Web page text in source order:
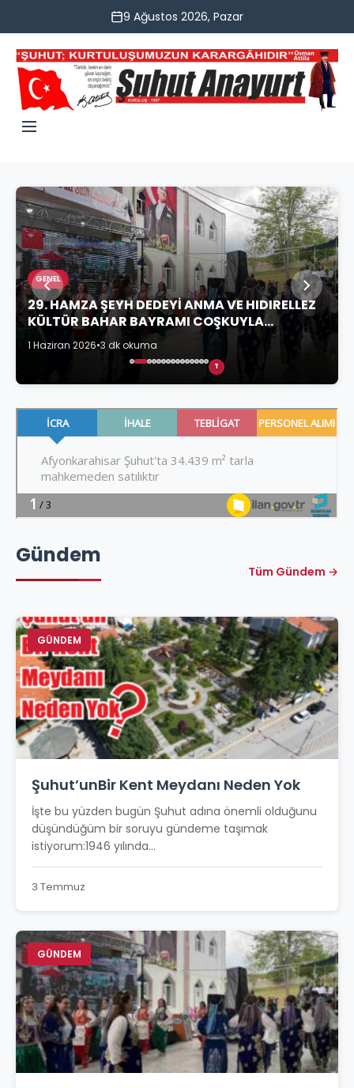
9 Ağustos 2026, Pazar
GENEL
29. HAMZA ŞEYH DEDEYİ ANMA VE HIDIRELLEZ
KÜLTÜR BAHAR BAYRAMI COŞKUYLA
KUTLANDI
1 Haziran 2026•3 dk okuma
T
Gündem
Tüm Gündem →
GÜNDEM
Şuhut’unBir Kent Meydanı Neden Yok
İşte bu yüzden bugün Şuhut adına önemli olduğunu
düşündüğüm bir soruyu gündeme taşımak
istiyorum:1946 yılında...
3 Temmuz
GÜNDEM